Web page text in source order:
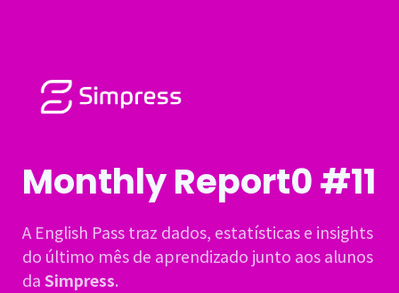
Monthly Report0#11
A English Pass traz dados, estatísticas e insights
do último mês de aprendizado junto aos alunos
da Simpress.